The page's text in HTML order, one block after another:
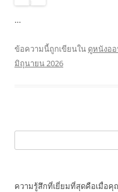
…
ข้อความนี้ถูกเขียนใน ดูหนังอ
มิถุนายน 2026
สำหรับ:
ความรู้สึกที่เยี่ยมที่สุดคือเมื่อ